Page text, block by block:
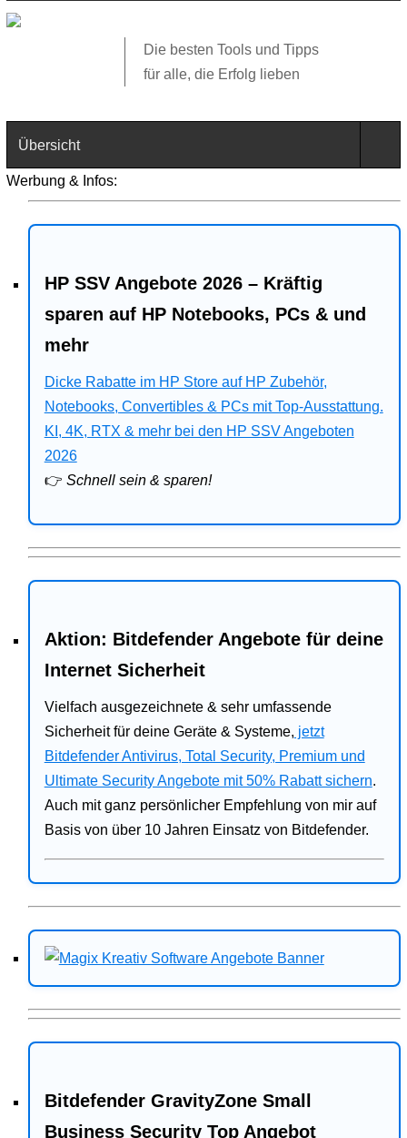
Die besten Tools und Tipps
für alle, die Erfolg lieben
Übersicht
Technik
Web
Business
Angebote
Bitdefender
Ratgeber
Werbung & Infos:
HP SSV Angebote 2026 – Kräftig
sparen auf HP Notebooks, PCs & und
mehr
Dicke Rabatte im HP Store auf HP Zubehör,
Notebooks, Convertibles & PCs mit Top-Ausstattung.
KI, 4K, RTX & mehr bei den HP SSV Angeboten
2026
👉 Schnell sein & sparen!
Aktion: Bitdefender Angebote für deine
Internet Sicherheit
Vielfach ausgezeichnete & sehr umfassende
Sicherheit für deine Geräte & Systeme, jetzt
Bitdefender Antivirus, Total Security, Premium und
Ultimate Security Angebote mit 50% Rabatt sichern.
Auch mit ganz persönlicher Empfehlung von mir auf
Basis von über 10 Jahren Einsatz von Bitdefender.
Bitdefender GravityZone Small
Business Security Top Angebot